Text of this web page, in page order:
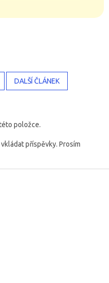
DALŠÍ ČLÁNEK
položce.
příspěvky. Prosím